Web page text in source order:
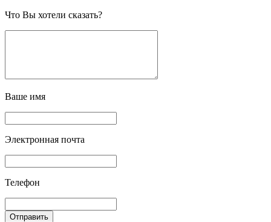
Что Вы хотели сказать?
Ваше имя
Электронная почта
Телефон